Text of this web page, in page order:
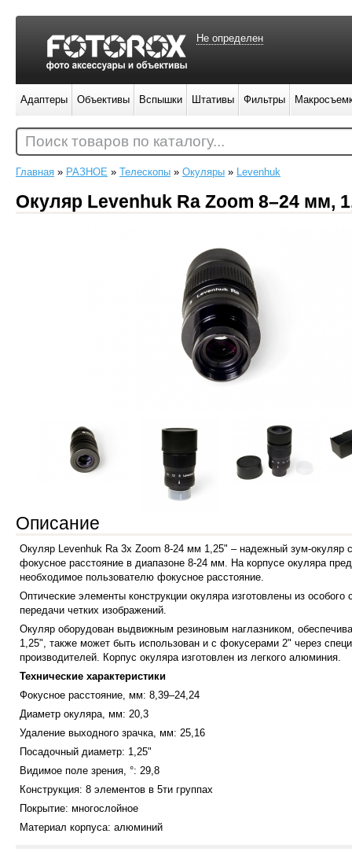
Главная » РАЗНОЕ » Телескопы » Окуляры » Levenhuk
Окуляр Levenhuk Ra Zoom 8–24 мм,
Описание
Окуляр Levenhuk Ra 3x Zoom 8-24 мм 1,25" – надежный зум-окуляр
фокусное расстояние в диапазоне 8-24 мм. На корпусе окуляра
необходимое пользователю фокусное расстояние.
Оптические элементы конструкции окуляра изготовлены из
передачи четких изображений.
Окуляр оборудован выдвижным резиновым наглазником,
1,25", также может быть использован и с фокусерами 2" через
производителей. Корпус окуляра изготовлен из легкого алюминия.
Технические характеристики
Фокусное расстояние, мм: 8,39–24,24
Диаметр окуляра, мм: 20,3
Удаление выходного зрачка, мм: 25,16
Посадочный диаметр: 1,25"
Видимое поле зрения, °: 29,8
Конструкция: 8 элементов в 5ти группах
Покрытие: многослойное
Материал корпуса: алюминий
Не определен
Адаптеры Объективы Вспышки Штативы Фильтры
Поиск товаров по каталогу...